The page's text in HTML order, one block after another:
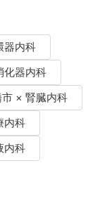
器内科
化器内科
× 腎臓内科
内科
内科